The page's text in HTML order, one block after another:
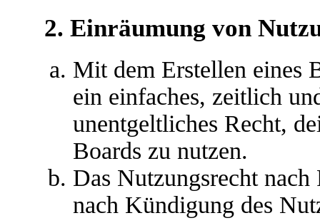
2. Einräumung von
Mit dem Erstellen eines
ein einfaches, zeitlich
unentgeltliches Recht,
Boards zu nutzen.
Das Nutzungsrecht
nach Kündigung des